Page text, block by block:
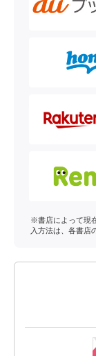
※書店によって現
入方法は、各書店